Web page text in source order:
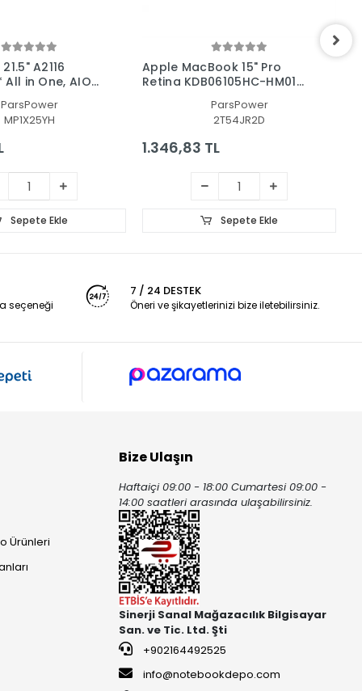
A2116
All in One, AIO
ParsPower
MP1X25YH
Sepete Ekle
Apple MacBook 15" Pro
Retina KDB06105HC-HM01
ParsPower
2T54JR2D
1.346,83 TL
Sepete Ekle
seçeneği
7 / 24 DESTEK
Öneri ve şikayetlerinizi bize iletebilirsiniz.
Ürünleri
Bize Ulaşın
Haftaiçi 09:00 - 18:00 Cumartesi 09:00 -
14:00 saatleri arasında ulaşabilirsiniz.
Sinerji Sanal Mağazacılık Bilgisayar
San. ve Tic. Ltd. Şti
+902164492525
info@notebookdepo.com